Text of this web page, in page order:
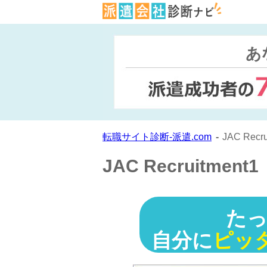
あ
転職サイト診断-派遣.com JAC
JAC Recruitment1
た
自分に ピッ